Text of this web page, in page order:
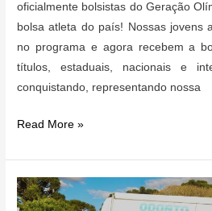
oficialmente bolsistas do Geração
bolsa atleta do país! Nossas jovens
no programa e agora recebem a
títulos, estaduais, nacionais e
conquistando, representando nossa
Conquista
Nossas
Atletas
Agora
Read More »